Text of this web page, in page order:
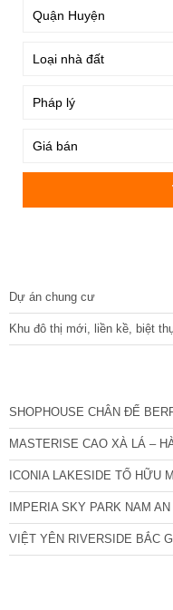
Dự án chung cư
Khu đô thị mới, liền kề, biệt
SHOPHOUSE CHÂN ĐẾ
MASTERISE CAO XÀ LÁ –
ICONIA LAKESIDE TỐ HỮU
IMPERIA SKY PARK NAM AN
VIỆT YÊN RIVERSIDE BẮC